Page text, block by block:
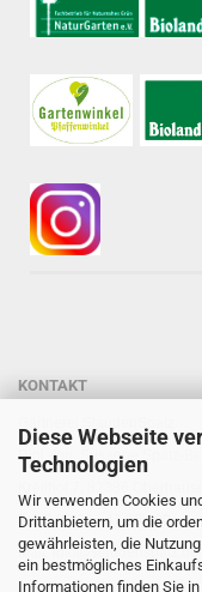
Diese Webseite
Technologien
Wir verwenden Cookies
Drittanbietern, um die
gewährleisten, die
ein bestmögliches
Informationen finden Sie
KONTAKT
Dipl.-Ing. Susanne Spatz-
Tel: 0 88 03 - 47 80 900
Mail: info@staudenspatz.de